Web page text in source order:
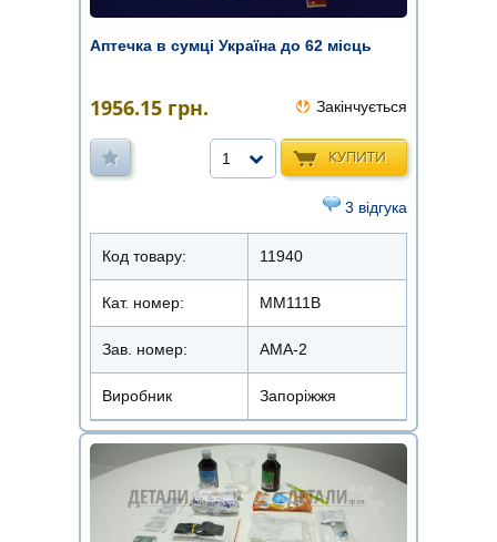
Аптечка в сумці Україна до 62 місць
1956.15 грн. Закінчується
КУПИТИ
1
3 відгука
Код товару: 11940
Кат. номер: ММ111В
Зав. номер: АМА-2
Виробник Запоріжжя